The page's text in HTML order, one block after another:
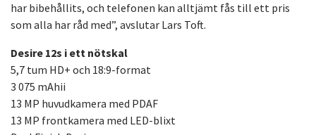
har bibehållits, och telefonen kan alltjämt fås till ett pris
som alla har råd med”, avslutar Lars Toft.
Desire 12s i ett nötskal
5,7 tum HD+ och 18:9-format
3 075 mAhii
13 MP huvudkamera med PDAF
13 MP frontkamera med LED-blixt